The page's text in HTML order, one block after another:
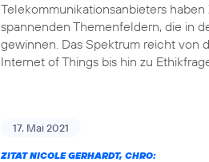
Telekommunikationsanbieters
spannenden Themenfeldern, die in
gewinnen. Das Spektrum reicht von
Internet of Things bis hin zu
17. Mai 2021
ZITAT NICOLE GERHARDT, CHRO: